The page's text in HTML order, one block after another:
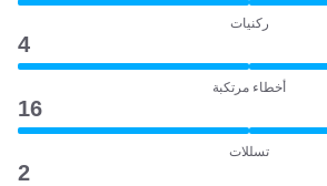
ركنيات
4
أخطاء مرتكبة
16
تسللات
2